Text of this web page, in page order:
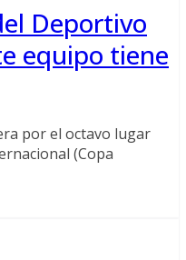
Deportivo
equipo tiene
por el octavo lugar
(Copa